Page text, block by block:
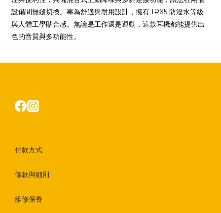
設備間無縫切換。專為舒適與耐用設計，擁有 IPX5 防潑水等級
與人體工學貼合感。無論是工作還是運動，這款耳機都能提供出
色的音質與多功能性。
付款方式
條款與細則
維修保養